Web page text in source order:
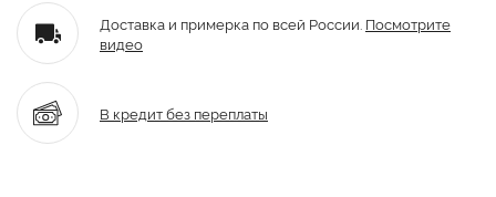
Доставка и примерка по всей России. Посмотрите
видео
В кредит без переплаты